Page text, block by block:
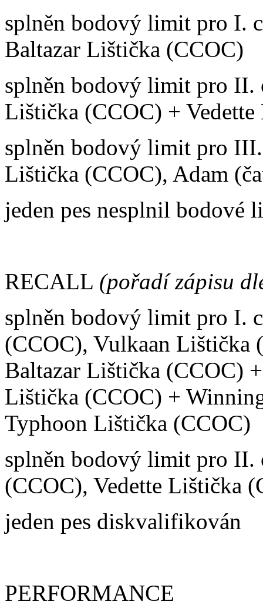
splněn bodový limit pro I.
Baltazar Lištička (CCOC)
splněn bodový limit pro II.
Lištička (CCOC) +
splněn bodový limit pro
Lištička (CCOC), Adam
jeden pes nesplnil bodové
RECALL (pořadí zápisu
splněn bodový limit pro I.
(CCOC), Vulkaan
Baltazar Lištička (CCOC)
Lištička (CCOC) +
Typhoon Lištička (CCOC)
splněn bodový limit pro II.
(CCOC), Vedette Lištička
jeden pes diskvalifikován
PERFORMANCE